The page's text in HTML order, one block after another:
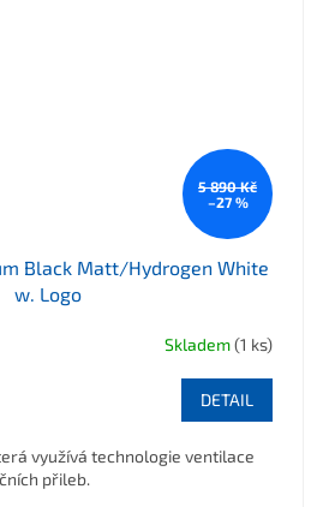
5 890 Kč
–27 %
Black Matt/Hydrogen White
w. Logo
Skladem(1 ks)
DETAIL
využívá technologie ventilace
přileb.